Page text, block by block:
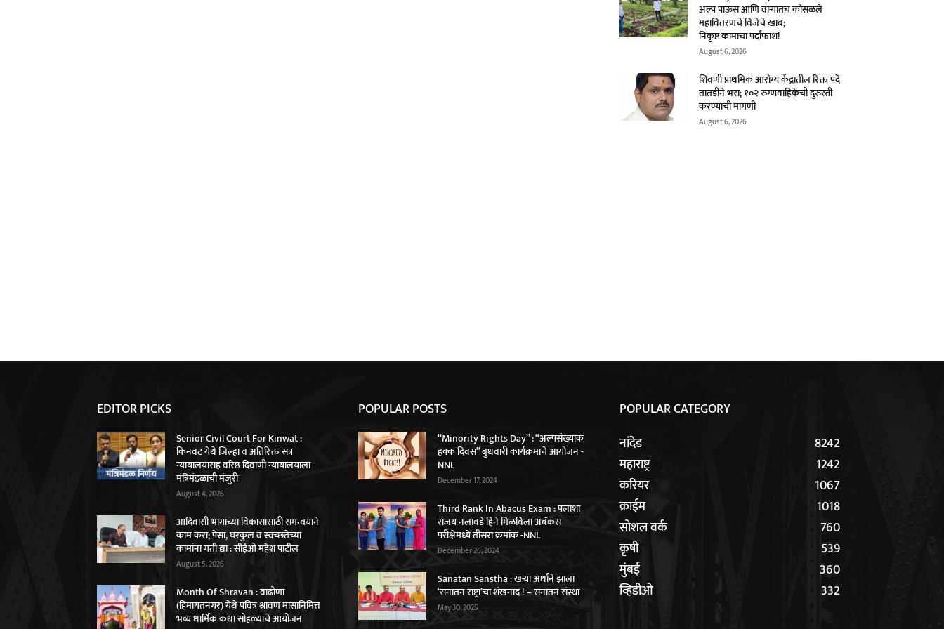
अल्प पाऊस आणि वाऱ्यातच कोसळले
महावितरणचे विजेचे खांब;
निकृष्ट कामाचा पर्दाफाश!
August 6, 2026
शिवणी प्राथमिक आरोग्य केंद्रातील रिक्त पदे
तातडीने भरा; १०२ रुग्णवाहिकेची दुरुस्ती
करण्याची मागणी
August 6, 2026
EDITOR PICKS
Senior Civil Court For Kinwat :
किनवट येथे जिल्हा व अतिरिक्त सत्र
न्यायालयासह वरिष्ठ दिवाणी न्यायालयाला
मंत्रिमंडळाची मंजुरी
August 4, 2026
आदिवासी भागाच्या विकासासाठी समन्वयाने
काम करा; पेसा, घरकुल व स्वच्छतेच्या
कामांना गती द्या : सीईओ महेश पाटील
August 5, 2026
Month Of Shravan : वाढोणा
(हिमायतनगर) येथे पवित्र श्रावण मासानिमित्त
भव्य धार्मिक कथा सोहळ्यांचे आयोजन
POPULAR POSTS
“Minority Rights Day” : “अल्पसंख्याक
हक्क दिवस” बुधवारी कार्यक्रमाचे आयोजन -
NNL
December 17, 2024
Third Rank In Abacus Exam : पलाशा
संजय नलावडे हिने मिळविला अबॅकस
परीक्षेमध्ये तीसरा क्रमांक -NNL
December 26, 2024
Sanatan Sanstha : खर्‍या अर्थाने झाला
‘सनातन राष्ट्रा’चा शंखनाद ! – सनातन संस्था
May 30, 2025
POPULAR CATEGORY
नांदेड
8242
महाराष्ट्र
1242
करियर
1067
क्राईम
1018
सोशल वर्क
760
कृषी
539
मुंबई
360
व्हिडीओ
332